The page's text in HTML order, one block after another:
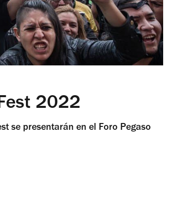
2022
se presentarán en el Foro Pegaso